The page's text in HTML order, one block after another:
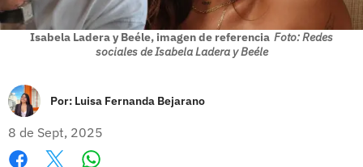
Isabela Ladera y Beéle, imagen de referencia Foto: Redes
sociales de Isabela Ladera y Beéle
Por: Luisa Fernanda Bejarano
8 de Sept, 2025